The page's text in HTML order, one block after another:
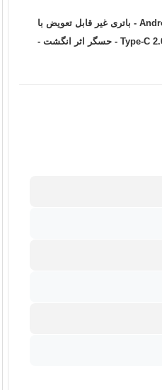
سیستم عامل: Android - باتری غیر قابل تعویض با
ظرفیت 10090 میلی آمپر ساعت - Type-C 2.0 - حسگر اثر انگشت -